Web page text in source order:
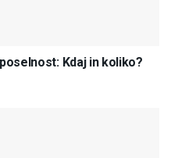
Kdaj in koliko?